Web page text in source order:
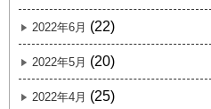
2022年6月 (22)
2022年5月 (20)
2022年4月 (25)